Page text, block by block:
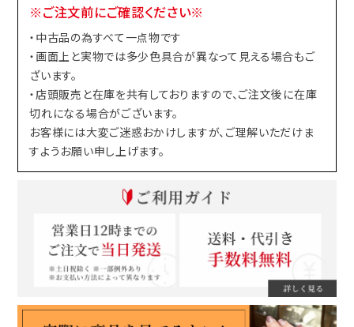
※ご注文前にご確認ください※
・中古品の為すべて一点物です
・画面上と実物では多少色具合が異なって見える場合もご
ざいます。
・店頭販売と在庫を共有しておりますので、ご注文後に在庫
切れになる場合がございます。
お客様には大変ご迷惑おかけしますが、ご理解いただけま
すようお願い申し上げます。